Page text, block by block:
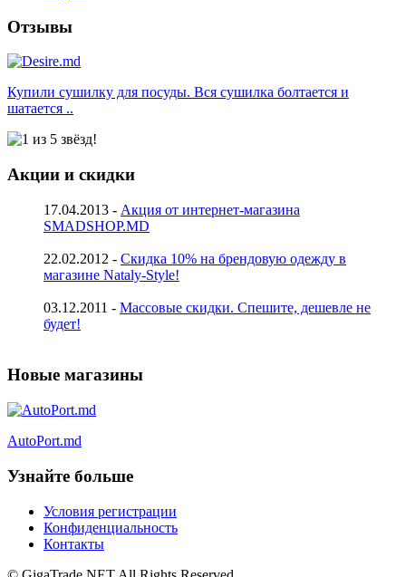
Отзывы
Купили сушилку для посуды. Вся сушилка болтается и
шатается ..
Акции и скидки
17.04.2013 - Акция от интернет-магазина
SMADSHOP.MD
22.02.2012 - Скидка 10% на брендовую одежду в
магазине Nataly-Style!
03.12.2011 - Массовые скидки. Спешите, дешевле не
будет!
Новые магазины
AutoPort.md
Узнайте больше
Условия регистрации
Конфиденциальность
Контакты